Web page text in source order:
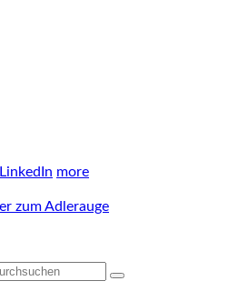
LinkedIn more
zum Adlerauge